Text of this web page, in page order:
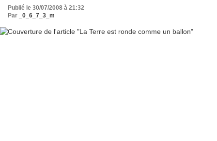
Publié le 30/07/2008 à 21:32
Par
_0_6_7_3_m